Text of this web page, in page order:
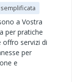
a Vostra
per pratiche
offro servizi di
per
e